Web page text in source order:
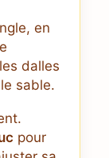
en
dalles
sable.
pour